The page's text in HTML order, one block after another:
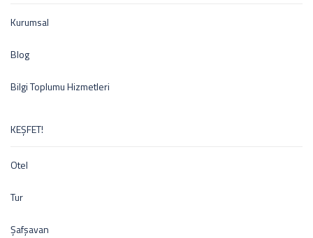
Kurumsal
Blog
Bilgi Toplumu Hizmetleri
KEŞFET!
Otel
Tur
Şafşavan